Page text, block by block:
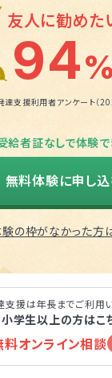
友人に勧めた
94%
支援利用者アンケート（
給者証なしで体験で
無料体験に申し
の枠がなかった方
支援は年長までご利用
小学生以上の方はこ
料オンライン相談